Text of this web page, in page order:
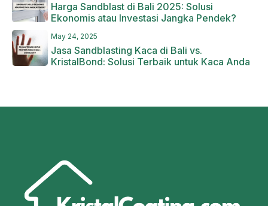
Harga Sandblast di Bali 2025: Solusi
Ekonomis atau Investasi Jangka Pendek?
May 24, 2025
Jasa Sandblasting Kaca di Bali vs.
KristalBond: Solusi Terbaik untuk Kaca Anda